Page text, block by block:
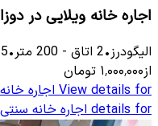
اجاره خانه ویلایی در
الیگودرز•
2 اتاق -
200 متر•
از۱٬۰۰۰٬۰۰۰ تومان
View details for اجاره
details for اجاره خانه